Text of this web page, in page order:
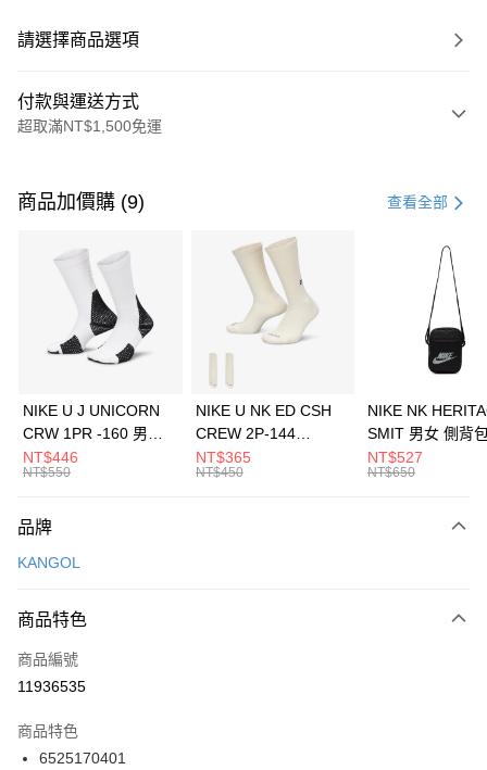
請選擇商品選項
付款與運送方式
超取滿NT$1,500免運
信用卡一次付款
3 期 0 利率 每期 21家銀行
合作金庫商業銀行
第一商業銀行
華南商業銀行
彰化商業銀行
上海商業儲蓄銀行
元大商業銀行
台灣樂天信用卡公司
Apple Pay
全盈+PAY
AFTEE先享後付
【關於「AFTEE先享後付」】
便利好安心！
３．安心：先確認商品／服務後，再付款。
【「AFTEE先享後付」結帳流程】
１．於結帳方式選擇「AFTEE先享後付」後，將跳轉至「AFTEE先享後付」
２．訂單成立數日內，您將收到繳費通知簡訊。
３．收到繳費通知簡訊後14天內，點擊此簡訊中的連結，可透過四大超商／
ATM／網路銀行／等多元方式進行付款，方視為交易完成。
運送方式
每筆NT$100，滿NT$1,500(含以上)免運費
宅配
每筆NT$100，滿NT$1,500(含以上)免運費
付款後門市自取
每筆NT$100，滿NT$1,500(含以上)免運費
商品加價購 (9) 查看全部
NIKE U J UNICORN
CRW 1PR -160 男女
中統襪 FZ3393100
NT$446
NT$550
NIKE U NK ED CSH
CREW 2P-144
EMBRDY 男女 短統襪
FZ3073133
NT$365
NT$450
NIKE NK
SMIT 男女 側背
BA5871010
NT$527
NT$650
品牌
KANGOL
商品特色
商品編號
11936535
商品特色
6525170401